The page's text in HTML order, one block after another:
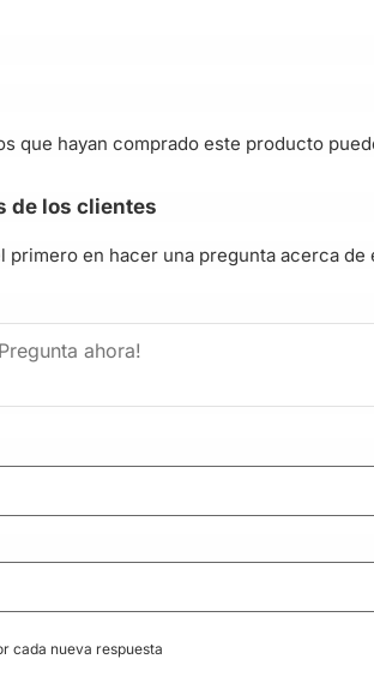
que hayan comprado este producto
de los clientes
primero en hacer una pregunta acerca
cada nueva respuesta